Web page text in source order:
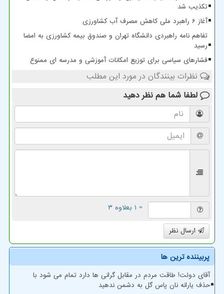
تکذیب شد
آغاز 6 راهبرد ملی کاهش مصرف آب کشاورزی
تفاهم نامه راهبردی دانشگاه تهران و صندوق بیمه کشاورزی به امضا
رسید
فشارهای سیاسی برای توزیع امکانات آموزشی و مدرسه ای ممنوع
نظرات بینندگان در مورد این مطلب
لطفا شما هم نظر دهید
= ۱ بعلاوه ۳
ارسال نظر
پربیننده ترین ها
آقای دولت! طاقت مردم در مقابل گرانی ها دارد تمام می شود با
حذف یارانه نان پاس گل به دشمن ندهید